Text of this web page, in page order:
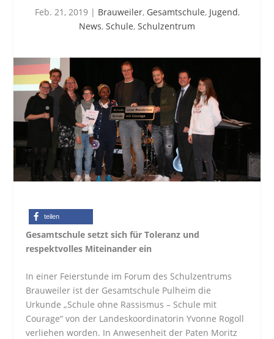
Feb. 21, 2019| Brauweiler, Gesamtschule, Jugend,
News, Schule, Schulzentrum
teilen
Gesamtschule setzt sich für Toleranz und
respektvolles Miteinander ein
In einer Feierstunde im Forum des Schulzentrums
Brauweiler ist der Gesamtschule Pulheim die
Urkunde „Schule ohne Rassismus – Schule mit
Courage“ von der Landeskoordinatorin Yvonne Rogoll
verliehen worden. In Anwesenheit der Paten Moritz